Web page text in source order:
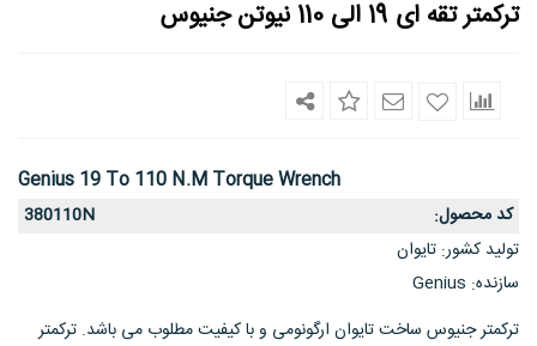
ترکمتر تقه ای 19 الی 110 نیوتن جنیوس
Genius 19 To 110 N.m Torque Wrench
کد محصول:
380110N
تولید کشور: تایوان
سازنده:
Genius
ترکمتر جنیوس ساخت تایوان ارگونومی و با کیفیت مطلوب می باشد. ترکمتر